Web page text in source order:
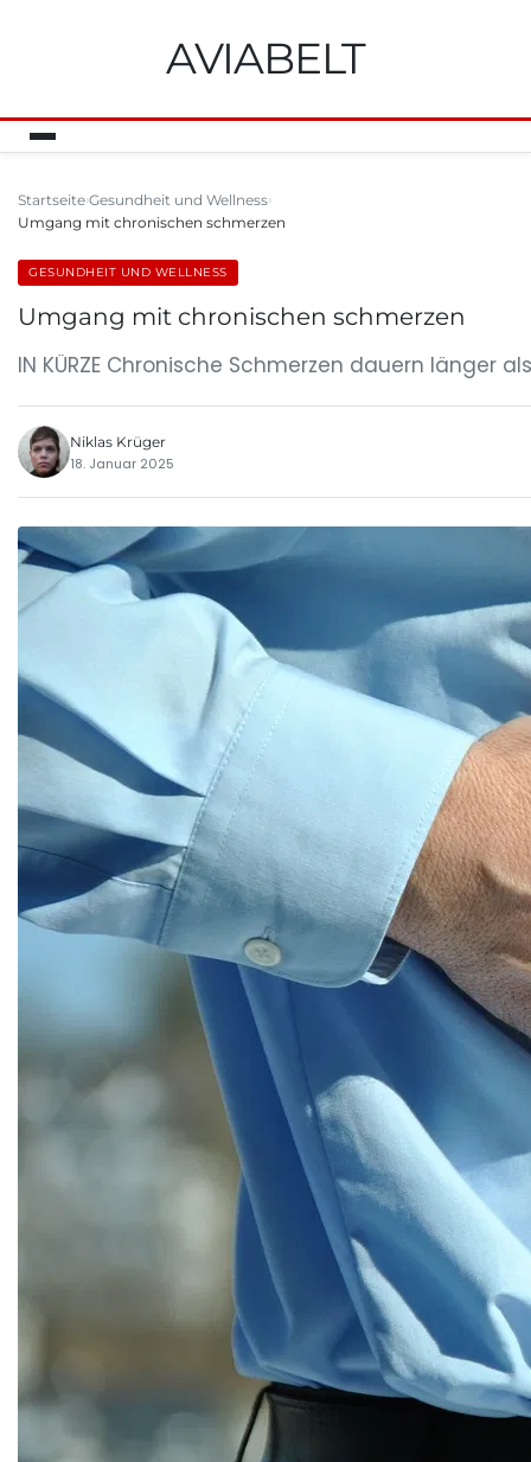
AVIABELT
Startseite Gesundheit und Wellness
Umgang mit chronischen schmerzen
GESUNDHEIT UND WELLNESS
Umgang mit chronischen schmerzen
IN KÜRZE Chronische Schmerzen dauern länger
Niklas Krüger
18. Januar 2025